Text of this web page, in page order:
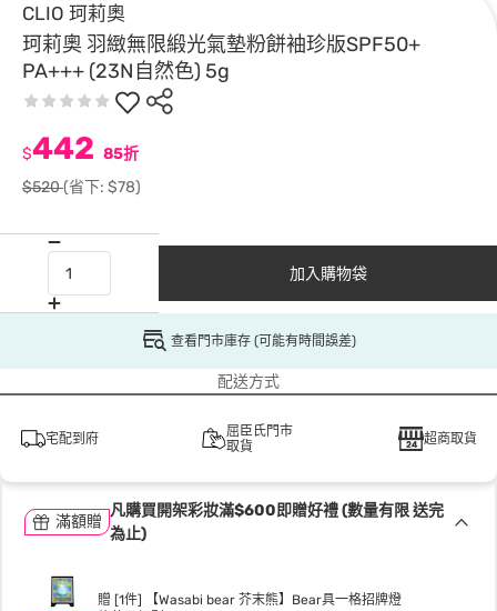
CLIO 珂莉奧
珂莉奧 羽緻無限緞光氣墊粉餅袖珍版SPF50+
PA+++ (23N自然色) 5g
$442 85折
$520(省下: $78)
加入購物袋
查看門市庫存 (可能有時間誤差)
配送方式
宅配到府
屈臣氏門市
取貨
超商取貨
滿額贈
凡購買開架彩妝滿$600即贈好禮 (數量有限 送完
為止)
贈 [1件] 【Wasabi bear 芥末熊】Bear具一格招牌燈